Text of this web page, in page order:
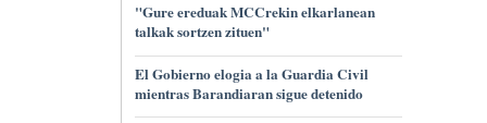
"Gure ereduak MCCrekin elkarlanean
talkak sortzen zituen"
El Gobierno elogia a la Guardia Civil
mientras Barandiaran sigue detenido